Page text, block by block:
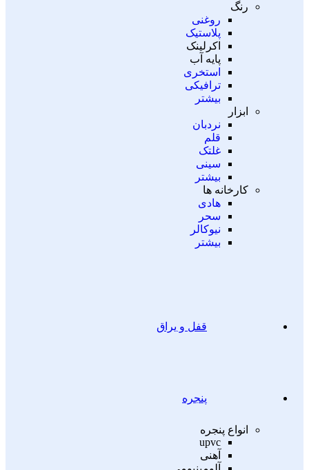
رنگ
روغنی
پلاستیک
اکرلینک
پایه آب
استخری
ترافیکی
بیشتر
ابزار
نردبان
قلم
غلتک
سینی
بیشتر
کارخانه ها
هادی
سحر
نیوکالر
بیشتر
قفل و یراق
پنجره
انواع پنجره
upvc
آهنی